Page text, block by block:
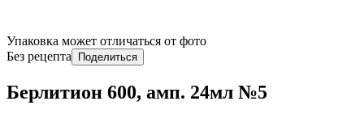
Упаковка может отличаться от фото
Без рецепта
Поделиться
Берлитион 600, амп. 24мл №5